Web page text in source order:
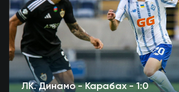
ЛК. Динамо - Карабах - 1:0